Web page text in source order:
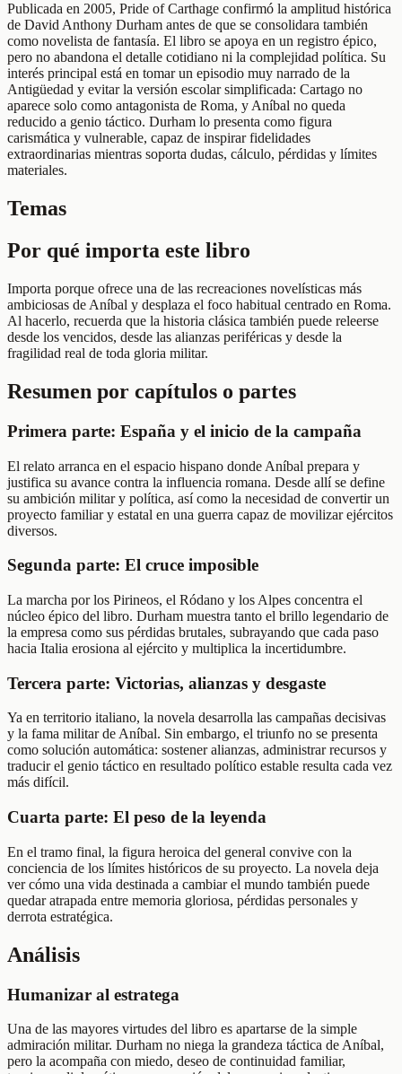
Publicada en 2005, Pride of Carthage confirmó la amplitud histórica
de David Anthony Durham antes de que se consolidara también
como novelista de fantasía. El libro se apoya en un registro épico,
pero no abandona el detalle cotidiano ni la complejidad política. Su
interés principal está en tomar un episodio muy narrado de la
Antigüedad y evitar la versión escolar simplificada: Cartago no
aparece solo como antagonista de Roma, y Aníbal no queda
reducido a genio táctico. Durham lo presenta como figura
carismática y vulnerable, capaz de inspirar fidelidades
extraordinarias mientras soporta dudas, cálculo, pérdidas y límites
materiales.
Temas
Por qué importa este libro
Importa porque ofrece una de las recreaciones novelísticas más
ambiciosas de Aníbal y desplaza el foco habitual centrado en Roma.
Al hacerlo, recuerda que la historia clásica también puede releerse
desde los vencidos, desde las alianzas periféricas y desde la
fragilidad real de toda gloria militar.
Resumen por capítulos o partes
Primera parte: España y el inicio de la campaña
El relato arranca en el espacio hispano donde Aníbal prepara y
justifica su avance contra la influencia romana. Desde allí se define
su ambición militar y política, así como la necesidad de convertir un
proyecto familiar y estatal en una guerra capaz de movilizar ejércitos
diversos.
Segunda parte: El cruce imposible
La marcha por los Pirineos, el Ródano y los Alpes concentra el
núcleo épico del libro. Durham muestra tanto el brillo legendario de
la empresa como sus pérdidas brutales, subrayando que cada paso
hacia Italia erosiona al ejército y multiplica la incertidumbre.
Tercera parte: Victorias, alianzas y desgaste
Ya en territorio italiano, la novela desarrolla las campañas decisivas
y la fama militar de Aníbal. Sin embargo, el triunfo no se presenta
como solución automática: sostener alianzas, administrar recursos y
traducir el genio táctico en resultado político estable resulta cada vez
más difícil.
Cuarta parte: El peso de la leyenda
En el tramo final, la figura heroica del general convive con la
conciencia de los límites históricos de su proyecto. La novela deja
ver cómo una vida destinada a cambiar el mundo también puede
quedar atrapada entre memoria gloriosa, pérdidas personales y
derrota estratégica.
Análisis
Humanizar al estratega
Una de las mayores virtudes del libro es apartarse de la simple
admiración militar. Durham no niega la grandeza táctica de Aníbal,
pero la acompaña con miedo, deseo de continuidad familiar,